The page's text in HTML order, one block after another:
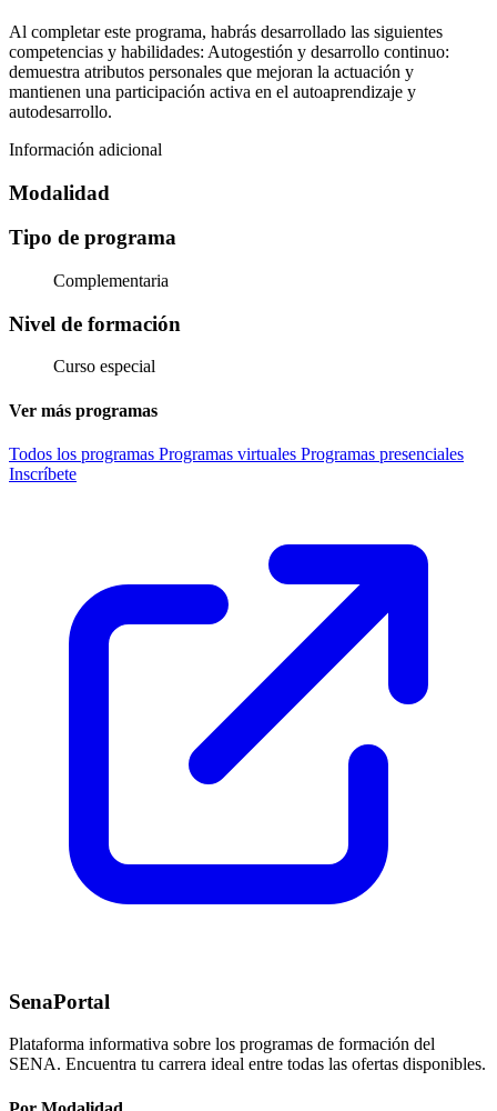
Al completar este programa, habrás desarrollado las siguientes
competencias y habilidades: Autogestión y desarrollo continuo:
demuestra atributos personales que mejoran la actuación y
mantienen una participación activa en el autoaprendizaje y
autodesarrollo.
Información adicional
Modalidad
Tipo de programa
Complementaria
Nivel de formación
Curso especial
Ver más programas
Todos los programas Programas virtuales Programas presenciales
Inscríbete
SenaPortal
Plataforma informativa sobre los programas de formación del
SENA. Encuentra tu carrera ideal entre todas las ofertas disponibles.